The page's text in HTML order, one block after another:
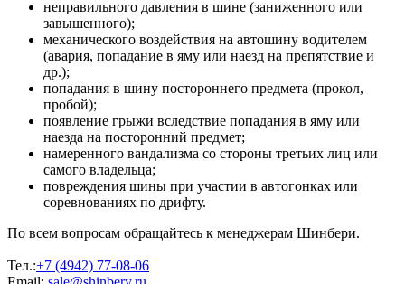
неправильного давления в шине (заниженного или
завышенного);
механического воздействия на автошину водителем
(авария, попадание в яму или наезд на препятствие и
др.);
попадания в шину постороннего предмета (прокол,
пробой);
появление грыжи вследствие попадания в яму или
наезда на посторонний предмет;
намеренного вандализма со стороны третьих лиц или
самого владельца;
повреждения шины при участии в автогонках или
соревнованиях по дрифту.
По всем вопросам обращайтесь к менеджерам Шинбери.
Тел.:+7 (4942) 77-08-06